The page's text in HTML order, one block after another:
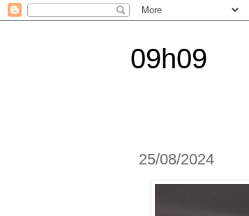
09h09
25/08/2024